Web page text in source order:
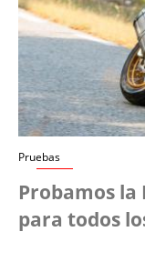
Pruebas
Probamos la
para todos